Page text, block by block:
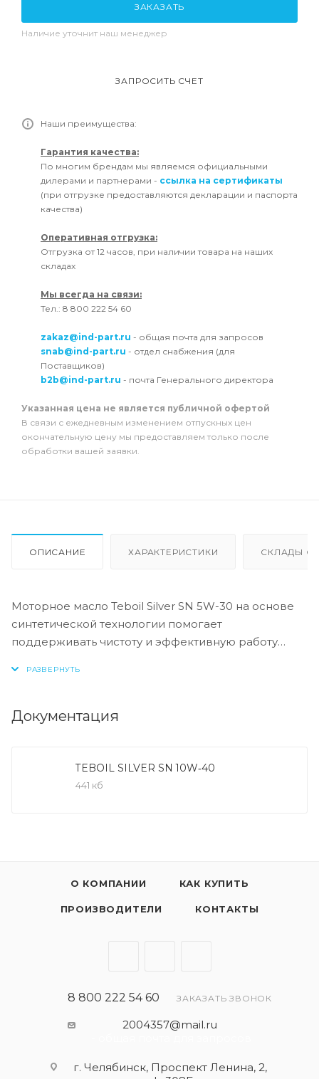
ЗАКАЗАТЬ
Наличие уточнит наш менеджер
ЗАПРОСИТЬ СЧЕТ
Наши преимущества:
Гарантия качества:
По многим брендам мы являемся официальными
дилерами и партнерами - ссылка на сертификаты
(при отгрузке предоставляются декларации и паспорта
качества)
Оперативная отгрузка:
Отгрузка от 12 часов, при наличии товара на наших
складах
Мы всегда на связи:
Тел.: 8 800 222 54 60
zakaz@ind-part.ru - общая почта для запросов
snab@ind-part.ru - отдел снабжения (для
Поставщиков)
b2b@ind-part.ru - почта Генерального директора
Указанная цена не является публичной офертой
В связи с ежедневным изменением отпускных цен
окончательную цену мы предоставляем только после
обработки вашей заявки.
ОПИСАНИЕ ХАРАКТЕРИСТИКИ СКЛАДЫ
Моторное масло Teboil Silver SN 5W-30 на основе
синтетической технологии помогает
поддерживать чистоту и эффективную работу
защиту от износа. Улучшенная защита при низких
Области применения
Рекомендовано к всесезонному применению в
Документация
TEBOIL SILVER SN 10W‑40
441 кб
О КОМПАНИИ КАК КУПИТЬ
ПРОИЗВОДИТЕЛИ КОНТАКТЫ
8 800 222 54 60 ЗАКАЗАТЬ ЗВОНОК
2004357@mail.ru
г. Челябинск, Проспект Ленина, 2,